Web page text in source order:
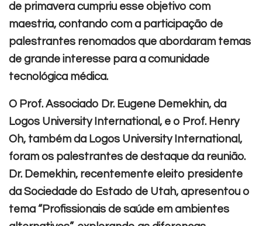
de primavera cumpriu esse objetivo com
maestria, contando com a participação de
palestrantes renomados que abordaram temas
de grande interesse para a comunidade
tecnológica médica.
O Prof. Associado Dr. Eugene Demekhin, da
Logos University International, e o Prof. Henry
Oh, também da Logos University International,
foram os palestrantes de destaque da reunião.
Dr. Demekhin, recentemente eleito presidente
da Sociedade do Estado de Utah, apresentou o
tema “Profissionais de saúde em ambientes